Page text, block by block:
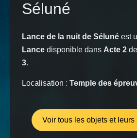
Séluné
Lance de la nuit de Séluné est
Lance disponible dans Acte 2 de
3.
Localisation : Temple des
Voir tous les objets et leurs